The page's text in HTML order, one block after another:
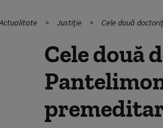
Actualitate Justiție Cele două
Cele două